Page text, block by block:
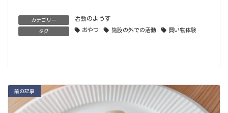
カテゴリー 活動のようす
タグ おやつ 施設の外での活動 買い物体験
前の記事